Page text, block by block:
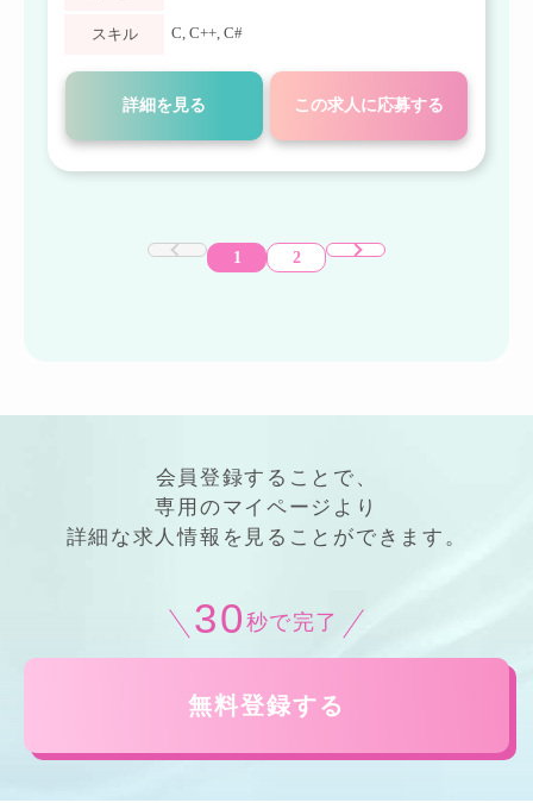
スキル C, C++, C#
詳細を見る この求人に応募する
1 2
会員登録することで、
専用のマイページ より
詳細 な求人情報 を見ることができます。
30 秒で完了
無料登録する